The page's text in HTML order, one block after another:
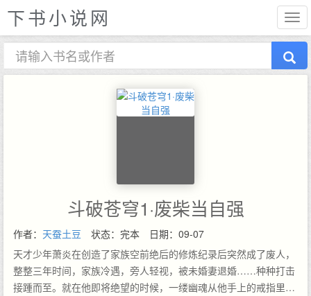
下书小说网
斗破苍穹1·废柴当自强
作者： 天蚕土豆 状态：完本
日期：09-07
天才少年萧炎在创造了家族空前绝后的修炼纪录后突然成了废人，
整整三年时间，家族冷遇，旁人轻视，被未婚妻退婚……种种打击
接踵而至。就在他即将绝望的时候，一缕幽魂从他手上的戒指里浮